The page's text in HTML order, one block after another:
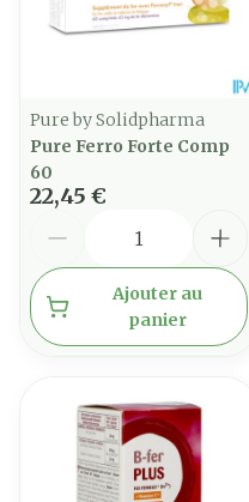
Pure by Solidpharma
Pure Ferro Forte Comp
60
22,45 €
Ajouter au
panier